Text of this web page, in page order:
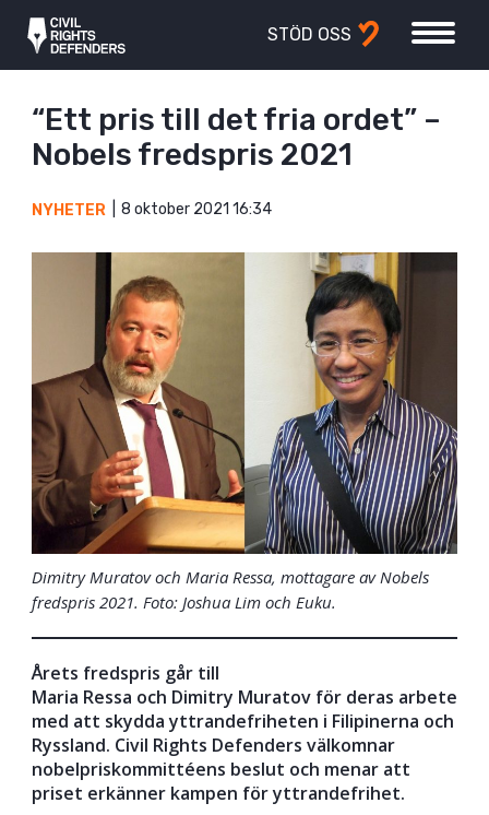
STÖD OSS
“Ett pris till det fria ordet” –
Nobels fredspris 2021
NYHETER 8 oktober 2021 16:34
Dimitry Muratov och Maria Ressa, mottagare av Nobels
fredspris 2021. Foto: Joshua Lim och Euku.
Årets fredspris går till
Maria Ressa och Dimitry Muratov för deras arbete
med att skydda yttrandefriheten i Filipinerna och
Ryssland. Civil Rights Defenders välkomnar
nobelpriskommittéens beslut och menar att
priset erkänner kampen för yttrandefrihet.